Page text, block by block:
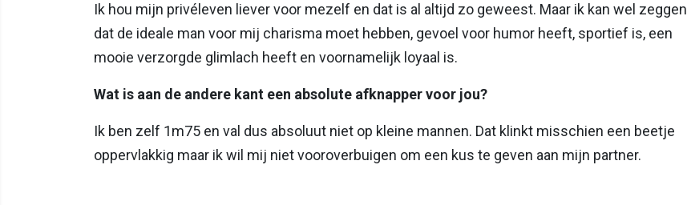
Ik hou mijn privéleven liever voor mezelf en dat is al altijd zo geweest. Maar ik kan wel zeggen
dat de ideale man voor mij charisma moet hebben, gevoel voor humor heeft, sportief is, een
mooie verzorgde glimlach heeft en voornamelijk loyaal is.
Wat is aan de andere kant een absolute afknapper voor jou?
Ik ben zelf 1m75 en val dus absoluut niet op kleine mannen. Dat klinkt misschien een beetje
oppervlakkig maar ik wil mij niet vooroverbuigen om een kus te geven aan mijn partner.